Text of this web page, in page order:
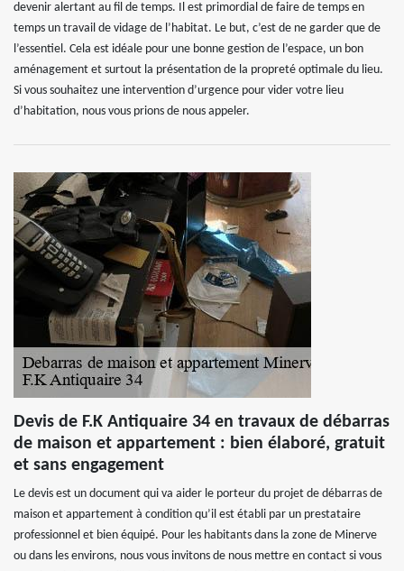
devenir alertant au fil de temps. Il est primordial de faire de temps en
temps un travail de vidage de l’habitat. Le but, c’est de ne garder que de
l’essentiel. Cela est idéale pour une bonne gestion de l’espace, un bon
aménagement et surtout la présentation de la propreté optimale du lieu.
Si vous souhaitez une intervention d’urgence pour vider votre lieu
d’habitation, nous vous prions de nous appeler.
Devis de F.K Antiquaire 34 en travaux de débarras
de maison et appartement : bien élaboré, gratuit
et sans engagement
Le devis est un document qui va aider le porteur du projet de débarras de
maison et appartement à condition qu’il est établi par un prestataire
professionnel et bien équipé. Pour les habitants dans la zone de Minerve
ou dans les environs, nous vous invitons de nous mettre en contact si vous